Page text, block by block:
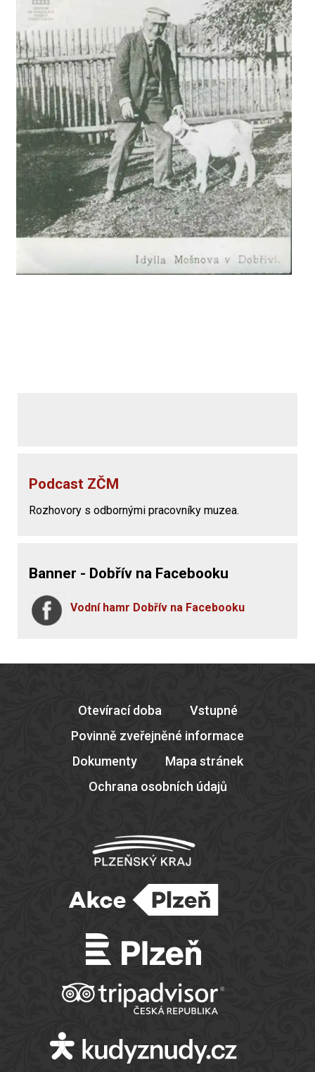
Podcast ZČM
Rozhovory s odbornými pracovníky muzea.
Banner - Dobřív na Facebooku
Vodní hamr Dobřív na Facebooku
Otevírací doba
Vstupné
Povinně zveřejněné informace
Dokumenty
Mapa stránek
Ochrana osobních údajů